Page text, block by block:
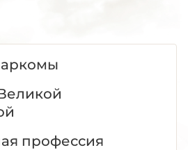
профессия